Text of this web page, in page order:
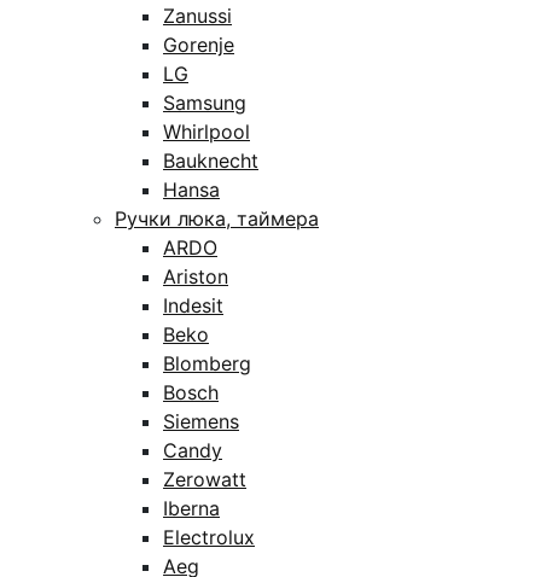
Zanussi
Gorenje
LG
Samsung
Whirlpool
Bauknecht
Hansa
Ручки люка, таймера
ARDO
Ariston
Indesit
Beko
Blomberg
Bosch
Siemens
Candy
Zerowatt
Iberna
Electrolux
Aeg